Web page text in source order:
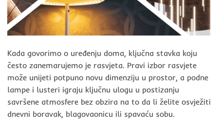
Kada govorimo o uređenju doma, ključna stavka koju
često zanemarujemo je rasvjeta. Pravi izbor rasvjete
može unijeti potpuno novu dimenziju u prostor, a podne
lampe i lusteri igraju ključnu ulogu u postizanju
savršene atmosfere bez obzira na to da li želite osvježiti
dnevni boravak, blagovaonicu ili spavaću sobu.